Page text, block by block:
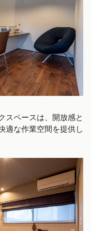
スペースは、開放感と
適な作業空間を提供し